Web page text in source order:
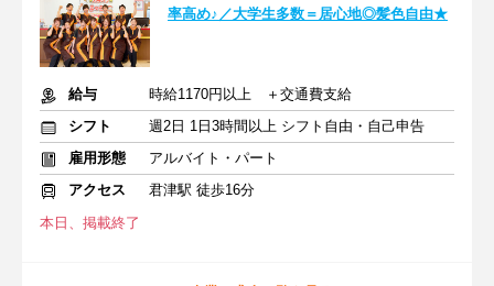
率高め♪／大学生多数＝居心地◎髪色自由★
給与
時給1170円以上 ＋交通費支給
シフト
週2日 1日3時間以上 シフト自由・自己申告
雇用形態
アルバイト・パート
アクセス
君津駅 徒歩16分
本日、掲載終了